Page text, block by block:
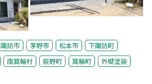
諏訪市 茅野市 松本市
下諏訪町
南箕輪村 辰野町 箕輪町
外壁塗装